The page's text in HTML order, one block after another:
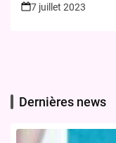
7 juillet 2023
Dernières news